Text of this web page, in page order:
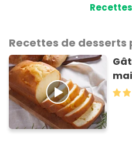
Recettes de desserts